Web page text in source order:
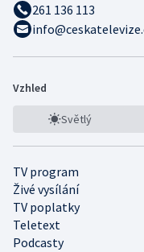
261 136 113
Vzhled
Světlý
TV program
Živé vysílání
TV poplatky
Teletext
Podcasty